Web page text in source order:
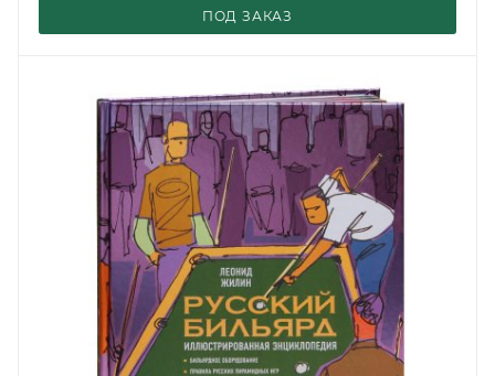
ПОД ЗАКАЗ